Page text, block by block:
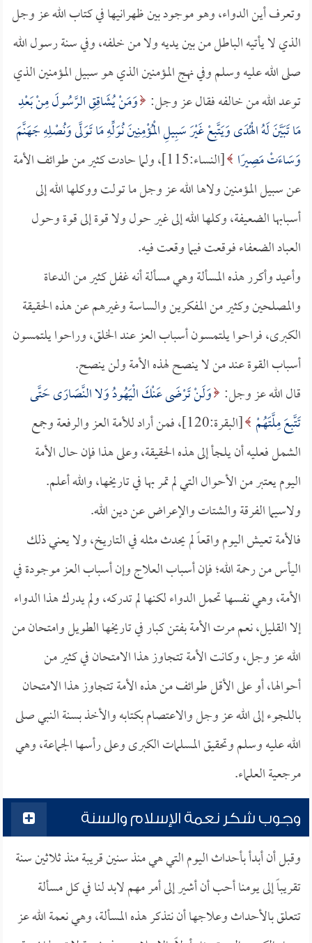
وتعرف أين الدواء، وهو موجود بين ظهرانيها في كتاب الله عز وجل
الذي لا يأتيه الباطل من بين يديه ولا من خلفه، وفي سنة رسول الله
صلى الله عليه وسلم وفي نهج المؤمنين الذي هو سبيل المؤمنين الذي
توعد الله من خالفه فقال عز وجل: وَمَنْ يُشَاقِقِ الرَّسُولَ مِنْ بَعْدِ
مَا تَبَيَّنَ لَهُ الْهُدَى وَيَتَّبِعْ غَيْرَ سَبِيلِ الْمُؤْمِنِينَ نُوَلِّهِ مَا تَوَلَّى وَنُصْلِهِ جَهَنَّمَ
وَسَاءَتْ مَصِيرًا
[النساء:115]، ولما حادت كثير من طوائف الأمة
عن سبيل المؤمنين ولاها الله عز وجل ما تولت ووكلها الله إلى
أسبابها الضعيفة، وكلها الله إلى غير حول ولا قوة إلى قوة وحول
العباد الضعفاء فوقعت فيما وقعت فيه.
وأعيد وأكرر هذه المسألة وهي مسألة أنه غفل كثير من الدعاة
والمصلحين وكثير من المفكرين والساسة وغيرهم عن هذه الحقيقة
الكبرى، فراحوا يلتمسون أسباب العز عند الخلق، وراحوا يلتمسون
أسباب القوة عند من لا ينصح لهذه الأمة ولن ينصح.
قال الله عز وجل: وَلَنْ تَرْضَى عَنْكَ الْيَهُودُ وَلا النَّصَارَى حَتَّى
تَتَّبِعَ مِلَّتَهُمْ
[البقرة:120]، فمن أراد للأمة العز والرفعة وجمع
الشمل فعليه أن يلجأ إلى هذه الحقيقة، وعلى هذا فإن حال الأمة
اليوم يعتبر من الأحوال التي لم تمر بها في تاريخها، والله أعلم.
ولاسيما الفرقة والشتات والإعراض عن دين الله.
فالأمة تعيش اليوم واقعاً لم يحدث مثله في التاريخ، ولا يعني ذلك
اليأس من رحمة الله؛ فإن أسباب العلاج وإن أسباب العز موجودة في
الأمة، وهي نفسها تحمل الدواء لكنها لم تدركه، ولم يدرك هذا الدواء
إلا القليل، نعم مرت الأمة بفتن كبار في تاريخها الطويل وامتحان من
الله عز وجل، وكانت الأمة تتجاوز هذا الامتحان في كثير من
أحوالها، أو على الأقل طوائف من هذه الأمة تتجاوز هذا الامتحان
باللجوء إلى الله عز وجل والاعتصام بكتابه والأخذ بسنة النبي صلى
الله عليه وسلم وتحقيق المسلمات الكبرى وعلى رأسها الجماعة، وهي
مرجعية العلماء.
وجوب شكر نعمة الإسلام والسنة
وقبل أن أبدأ بأحداث اليوم التي هي منذ سنين قريبة منذ ثلاثين سنة
تقريباً إلى يومنا أحب أن أشير إلى أمر مهم لابد لنا في كل مسألة
تتعلق بالأحداث وعلاجها أن نتذكر هذه المسألة، وهي نعمة الله عز